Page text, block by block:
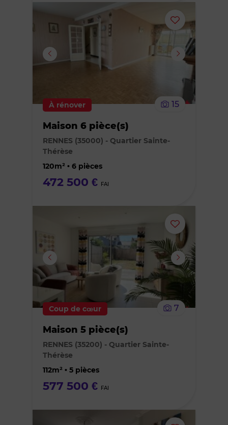
Ajouter
ou
supprimer
À rénover 15
Maison 6 pièce(s)
RENNES (35000) - Quartier Sainte-
Thérèse
120m² • 6 pièces
472 500 € FAI
Ajouter
ou
supprimer
Coup de cœur 7
Maison 5 pièce(s)
RENNES (35200) - Quartier Sainte-
Thérèse
112m² • 5 pièces
577 500 € FAI